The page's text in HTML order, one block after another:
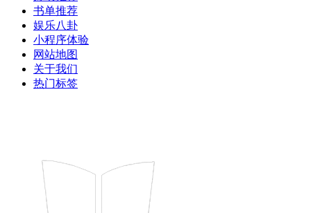
书单推荐
娱乐八卦
小程序体验
网站地图
关于我们
热门标签